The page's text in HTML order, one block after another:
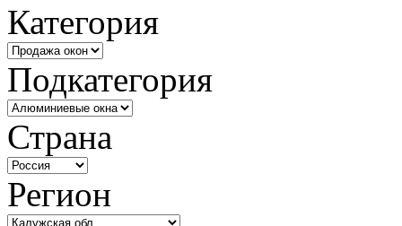
Категория
Подкатегория
Страна
Регион